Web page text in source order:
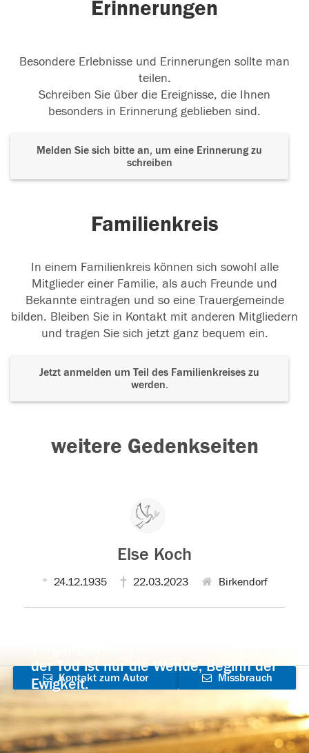
Erinnerungen
Besondere Erlebnisse und Erinnerungen sollte man
teilen.
Schreiben Sie über die Ereignisse, die Ihnen
besonders in Erinnerung geblieben sind.
Melden Sie sich bitte an, um eine Erinnerung zu
schreiben
Familienkreis
In einem Familienkreis können sich sowohl alle
Mitglieder einer Familie, als auch Freunde und
Bekannte eintragen und so eine Trauergemeinde
bilden. Bleiben Sie in Kontakt mit anderen Mitgliedern
und tragen Sie sich jetzt ganz bequem ein.
Jetzt anmelden um Teil des Familienkreises zu
werden.
weitere Gedenkseiten
Else Koch
24.12.1935 22.03.2023 Birkendorf
der Tod ist nur die Wende, Beginn der
Ewigkeit.
Kontakt zum Autor
aufnehmen
Missbrauch